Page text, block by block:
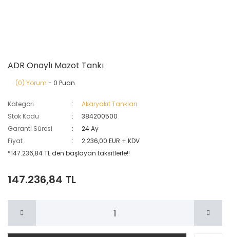
ADR Onaylı Mazot Tankı
(0) Yorum - 0 Puan
Kategori
Akaryakıt Tankları
Stok Kodu
384200500
Garanti Süresi
24 Ay
Fiyat
2.236,00 EUR + KDV
*147.236,84 TL den başlayan taksitlerle!!
147.236,84 TL